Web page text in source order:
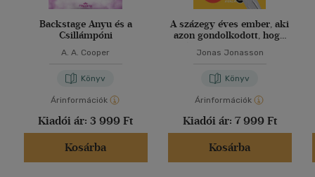
Backstage Anyu és a
Csillámpóni
A. A. Cooper
Könyv
Árinformációk
Kiadói ár: 3 999 Ft
Kosárba
A százegy éves ember, aki
azon gondolkodott, hogy
Jonas Jonasson
Könyv
Árinformációk
Kiadói ár: 7 999 Ft
Kosárba